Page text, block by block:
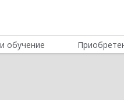
обучение